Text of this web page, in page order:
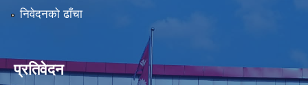
निवेदनको ढाँचा
प्रतिवेदन